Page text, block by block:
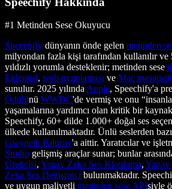
#1 Metinden Sese Okuyucu
Speechify dünyanın önde gelen metinden
milyondan fazla kişi tarafından kullanılır
yıldızlı yorumla desteklenir; metinden sese
Eklentisi, web uygulaması ve Mac masaüstü
sunulur. 2025 yılında Apple, Speechify'a
Ödülünü WWDC'de vermiş ve onu
yaşamalarına yardımcı olan kritik bir
Speechify, 60+ dilde 1.000+ doğal ses
ülkede kullanılmaktadır. Ünlü seslerden
Gwyneth Paltrow'a aittir. Yaratıcılar ve
Studio gelişmiş araçlar sunar; bunlar
Üreticisi, Yapay Zeka Ses Klonlama,
Zeka Ses Değiştirici bulunmaktadır.
ve uygun maliyetli metinden sese APIsiyle